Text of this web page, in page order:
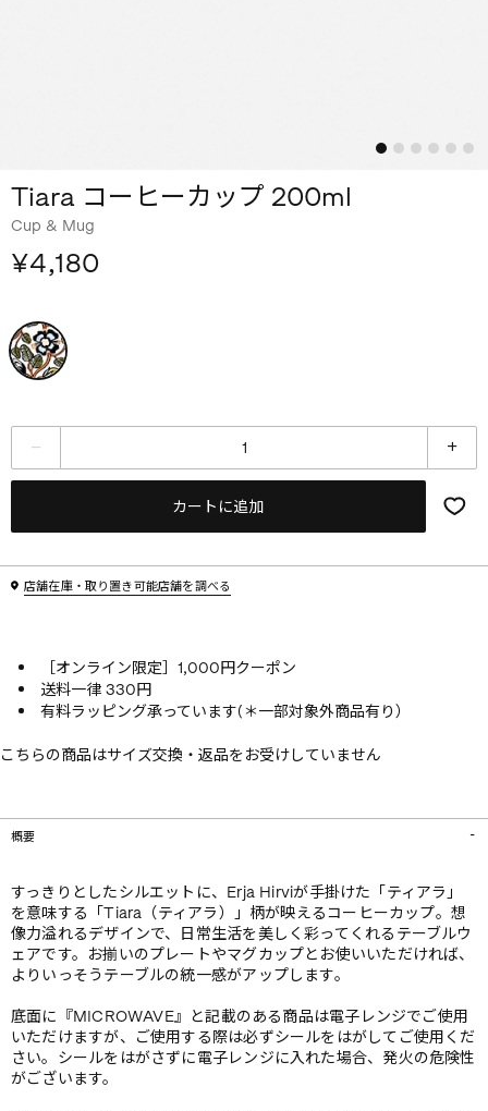
Tiara コーヒーカップ 200ml
Cup & Mug
¥4,180
カートに追加
店舗在庫・取り置き可能店舗を調べる
［オンライン限定］1,000円クーポン
送料一律 330円
有料ラッピング承っています(＊一部対象外商品有り）
こちらの商品はサイズ交換・返品をお受けしていません
概要
すっきりとしたシルエットに、Erja Hirviが手掛けた「ティアラ」
を意味する「Tiara（ティアラ）」柄が映えるコーヒーカップ。想
像力溢れるデザインで、日常生活を美しく彩ってくれるテーブルウ
ェアです。お揃いのプレートやマグカップとお使いいただければ、
よりいっそうテーブルの統一感がアップします。
底面に『MICROWAVE』と記載のある商品は電子レンジでご使用
いただけますが、ご使用する際は必ずシールをはがしてご使用くだ
さい。シールをはがさずに電子レンジに入れた場合、発火の危険性
がございます。